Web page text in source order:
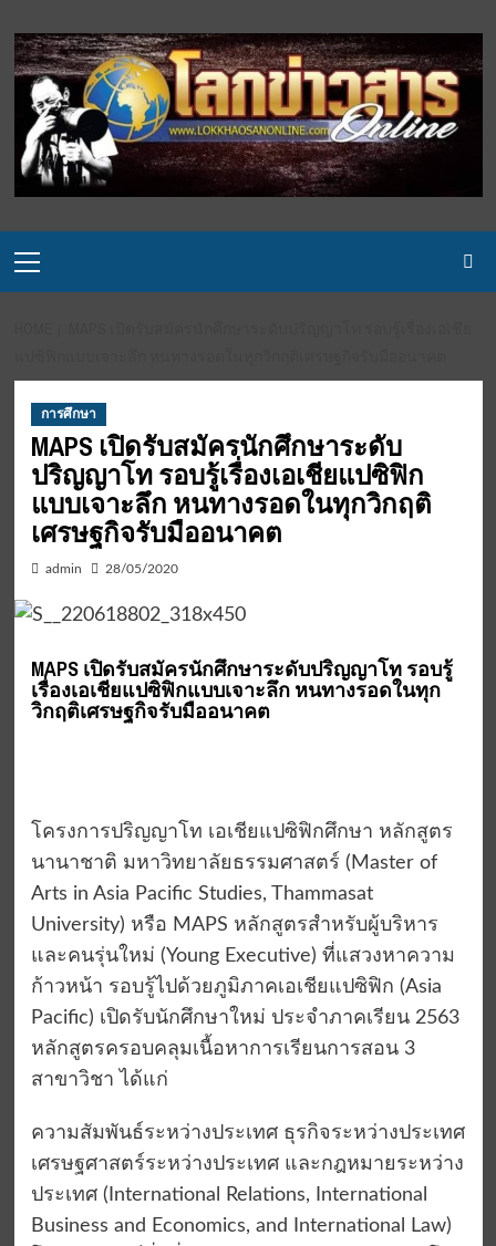
to
content
Menu
การศึกษา
MAPS เปิดรับสมัครนักศึกษาระดับ
ปริญญาโท รอบรู้เรื่องเอเชียแปซิฟิก
แบบเจาะลึก หนทางรอดในทุกวิกฤติ
เศรษฐกิจรับมืออนาคต
admin 28/05/2020
MAPS เปิดรับสมัครนักศึกษาระดับปริญญาโท รอบรู้
เรื่องเอเชียแปซิฟิกแบบเจาะลึก หนทางรอดในทุก
วิกฤติเศรษฐกิจรับมืออนาคต
โครงการปริญญาโท เอเชียแปซิฟิกศึกษา หลักสูตร
นานาชาติ มหาวิทยาลัยธรรมศาสตร์ (Master of
Arts in Asia Pacific Studies, Thammasat
University) หรือ MAPS หลักสูตรสำหรับผู้บริหาร
และคนรุ่นใหม่ (Young Executive) ที่แสวงหาความ
ก้าวหน้า รอบรู้ไปด้วยภูมิภาคเอเชียแปซิฟิก (Asia
Pacific) เปิดรับนักศึกษาใหม่ ประจำภาคเรียน 2563
หลักสูตรครอบคลุมเนื้อหาการเรียนการสอน 3
สาขาวิชา ได้แก่
ความสัมพันธ์ระหว่างประเทศ ธุรกิจระหว่างประเทศ
เศรษฐศาสตร์ระหว่างประเทศ และกฎหมายระหว่าง
ประเทศ (International Relations, International
Business and Economics, and International Law)